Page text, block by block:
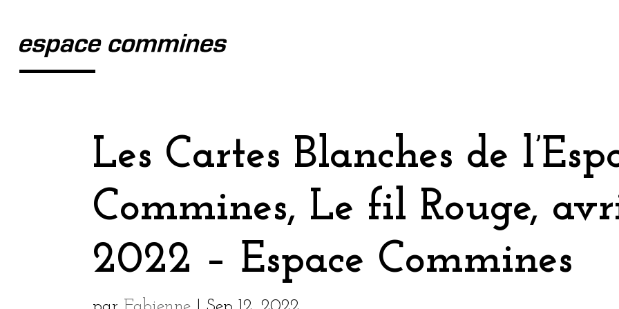
Les Cartes Blanches de
Commines, Le fil Rouge,
2022 – Espace Commines